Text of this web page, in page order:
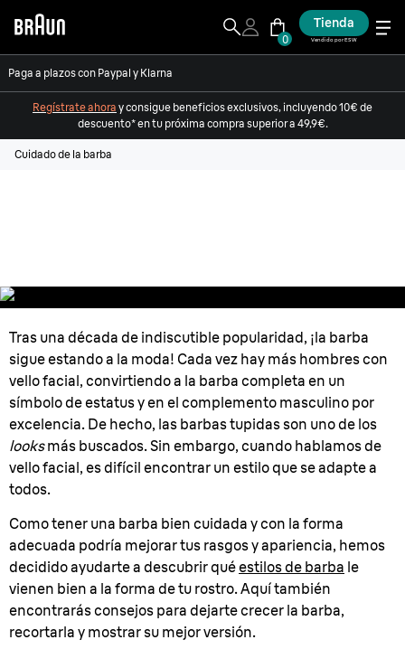
0
Tienda
Vendido por ESW
Paga a plazos con Paypal y Klarna
Regístrate ahora y consigue beneficios exclusivos, incluyendo 10€ de
descuento* en tu próxima compra superior a 49,9€.
Cuidado de la barba
Tras una década de indiscutible popularidad, ¡la barba
sigue estando a la moda! Cada vez hay más hombres con
vello facial, convirtiendo a la barba completa en un
símbolo de estatus y en el complemento masculino por
excelencia. De hecho, las barbas tupidas son uno de los
looksmás buscados. Sin embargo, cuando hablamos de
vello facial, es difícil encontrar un estilo que se adapte a
todos.
Como tener una barba bien cuidada y con la forma
adecuada podría mejorar tus rasgos y apariencia, hemos
decidido ayudarte a descubrir quéestilos de barba le
vienen bien a la forma de tu rostro. Aquí también
encontrarás consejos para dejarte crecer la barba,
recortarla y mostrar su mejor versión.